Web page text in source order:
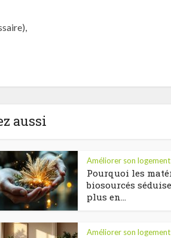
aussi
Améliorer son logement
Pourquoi les
biosourcés
plus en...
Améliorer son logement